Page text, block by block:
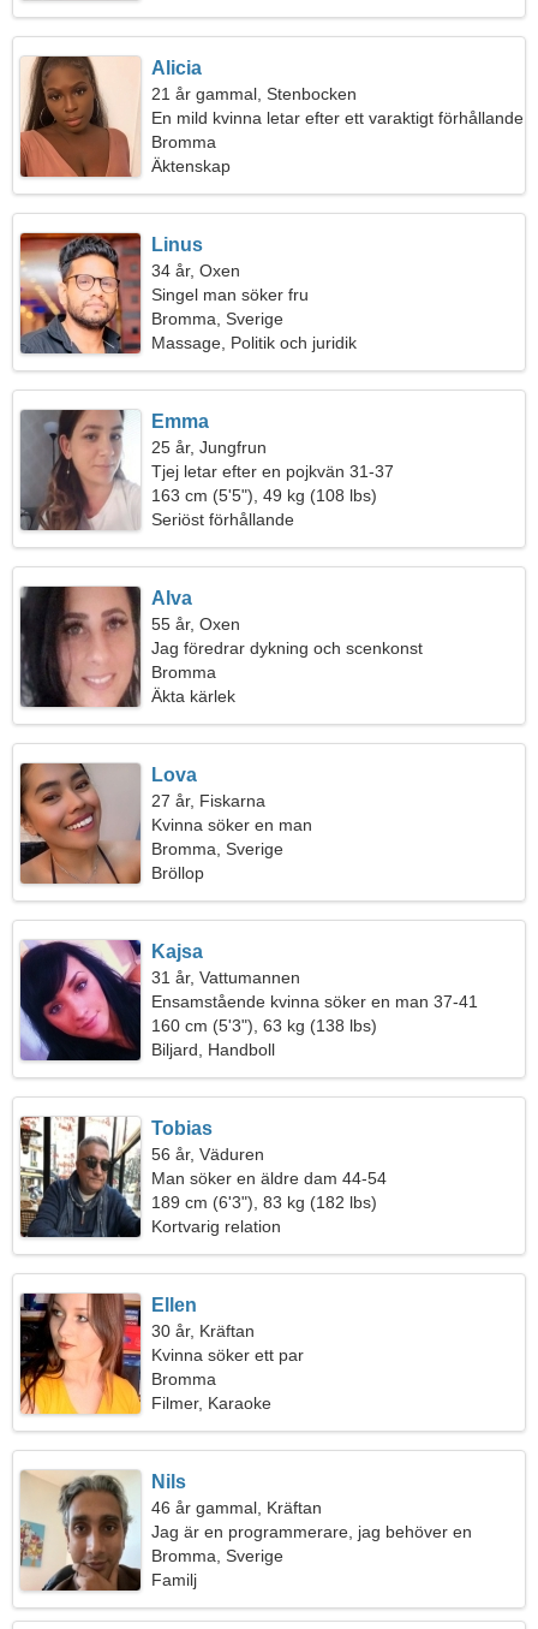
Alicia
21 år gammal, Stenbocken
En mild kvinna letar efter ett varaktigt förhållande
Bromma
Äktenskap
Linus
34 år, Oxen
Singel man söker fru
Bromma, Sverige
Massage, Politik och juridik
Emma
25 år, Jungfrun
Tjej letar efter en pojkvän 31-37
163 cm (5'5"), 49 kg (108 lbs)
Seriöst förhållande
Alva
55 år, Oxen
Jag föredrar dykning och scenkonst
Bromma
Äkta kärlek
Lova
27 år, Fiskarna
Kvinna söker en man
Bromma, Sverige
Bröllop
Kajsa
31 år, Vattumannen
Ensamstående kvinna söker en man 37-41
160 cm (5'3"), 63 kg (138 lbs)
Biljard, Handboll
Tobias
56 år, Väduren
Man söker en äldre dam 44-54
189 cm (6'3"), 83 kg (182 lbs)
Kortvarig relation
Ellen
30 år, Kräftan
Kvinna söker ett par
Bromma
Filmer, Karaoke
Nils
46 år gammal, Kräftan
Jag är en programmerare, jag behöver en
känslomässig kvinna
Bromma, Sverige
Familj